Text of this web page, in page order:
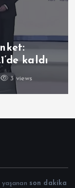
kaldı
3 views
son dakika